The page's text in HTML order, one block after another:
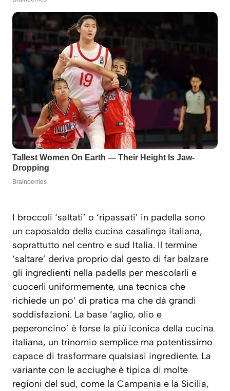
I broccoli ‘saltati’ o ‘ripassati’ in padella sono
un caposaldo della cucina casalinga italiana,
soprattutto nel centro e sud Italia. Il termine
‘saltare’ deriva proprio dal gesto di far balzare
gli ingredienti nella padella per mescolarli e
cuocerli uniformemente, una tecnica che
richiede un po’ di pratica ma che dà grandi
soddisfazioni. La base ‘aglio, olio e
peperoncino’ è forse la più iconica della cucina
italiana, un trinomio semplice ma potentissimo
capace di trasformare qualsiasi ingrediente. La
variante con le acciughe è tipica di molte
regioni del sud, come la Campania e la Sicilia,